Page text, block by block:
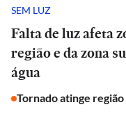
SEM LUZ
Falta de luz afeta
região e da zona
água
Tornado atinge região